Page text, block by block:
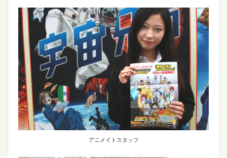
アニメイトスタッフ